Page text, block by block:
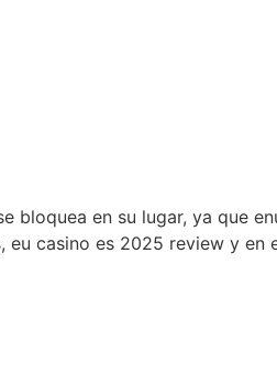
en su lugar, ya que
casino es 2025 review y en